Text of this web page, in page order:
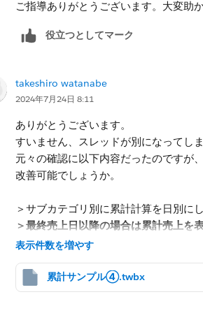
ご指導ありがとうございます。大変助
役立つとしてマーク
takeshiro watanabe
2024年7月24日 8:11
ありがとうございます。
すいません、スレッドが別になってし
元々の確認に以下内容だったのですが
改善可能でしょうか。
＞サブカテゴリ別に累計計算を日別に
＞最終売上日以降の場合は累計売上を
＞
＞THEN ""
＞ELSE RUNNING_SUM(SUM([売上]))
表示件数を増やす
累計サンプル④.twbx